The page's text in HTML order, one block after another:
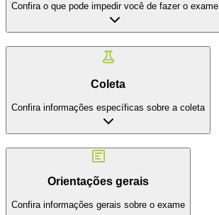
Confira o que pode impedir você de fazer o exame
Coleta
Confira informações específicas sobre a coleta
Orientações gerais
Confira informações gerais sobre o exame